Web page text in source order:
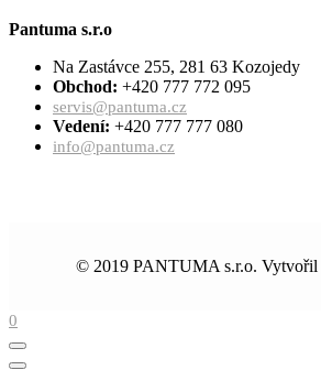
Pantuma s.r.o
Na Zastávce 255, 281 63 Kozojedy
Obchod: +420 777 772 095
servis@pantuma.cz
Vedení: +420 777 777 080
info@pantuma.cz
© 2019 PANTUMA s.r.o. Vytvořil
0